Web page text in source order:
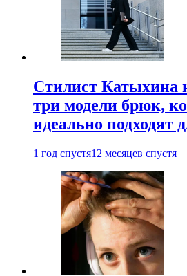
Стилист Катыхина
три модели брюк,
идеально подходят
1 год спустя12 месяцев спустя